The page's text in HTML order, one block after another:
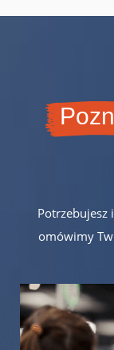
Potrzebujesz
omówimy